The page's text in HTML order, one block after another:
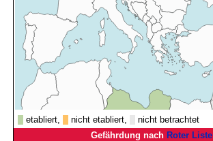
etabliert, nicht etabliert,
nicht betrachtet
Gefährdung nach Roter Liste